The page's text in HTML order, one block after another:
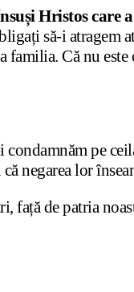
Hristos care
să-i atragem
familia. Că nu
condamnăm pe
negarea lor
față de patria